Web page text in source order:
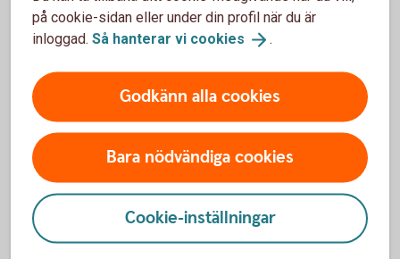
Att låna kostar pengar!
Om du inte kan betala tillbaka skulden i tid riskerar du en
betalningsanmärkning. Det kan leda till svårigheter att få
hyra bostad, teckna abonnemang och få nya lån. För stöd,
vänd dig till budget- och skuldrådgivningen i din kommun.
Kontaktuppgifter finns påkonsumentverket.se
Räkneexempel bolån
på cookie-sidan eller under din profil när du är
inloggad. Så hanterar vi cookies .
Godkänn alla cookies
Bara nödvändiga cookies
Cookie-inställningar